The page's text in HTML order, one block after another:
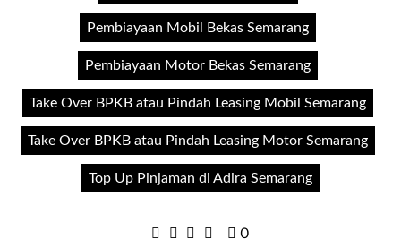
Pembiayaan Mobil Bekas Semarang
Pembiayaan Motor Bekas Semarang
Take Over BPKB atau Pindah Leasing Mobil Semarang
Take Over BPKB atau Pindah Leasing Motor Semarang
Top Up Pinjaman di Adira Semarang
0